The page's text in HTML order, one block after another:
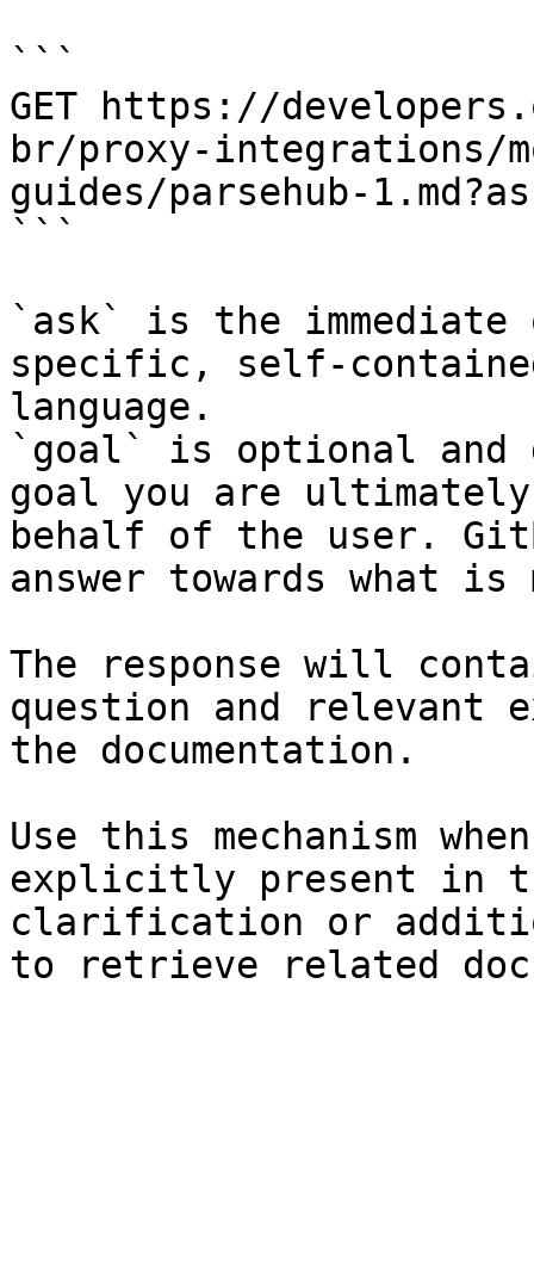
```
GET https://
br/proxy-integrations/
guides/parsehub-
```
`ask` is the
specific, self-
language.
`goal` is optional and
goal you are
behalf of the user.
answer towards what
The response will
question and relevant
the documentation.
Use this mechanism
explicitly present in
clarification or